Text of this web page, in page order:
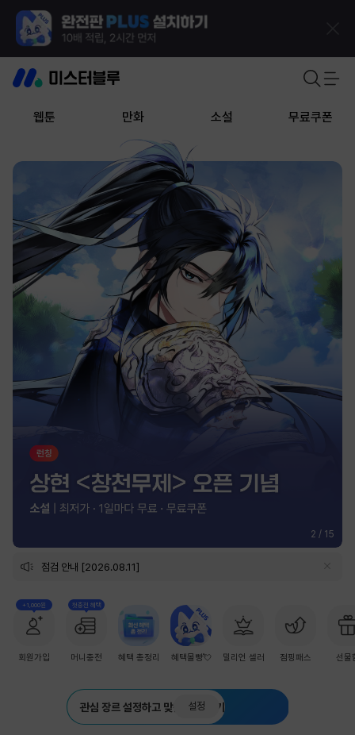
웹툰 만화 소설 무료쿠폰
2 / 15
점검 안내 [2026.08.11]
+1,000원
회원가입
첫충전 혜택
머니충전 혜택 총정리 혜택몰빵💘 밀리언 셀러 점핑패스 선물
관심 장르 설정하고 맞춤 추천 받기
설정